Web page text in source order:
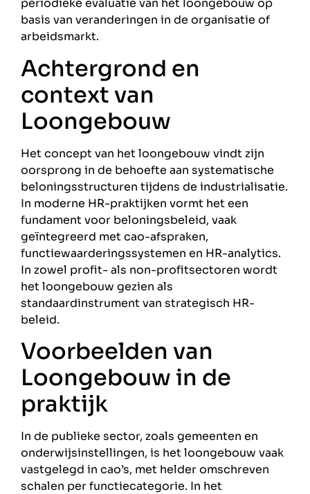
periodieke evaluatie van het loongebouw op
basis van veranderingen in de organisatie of
arbeidsmarkt.
Achtergrond en
context van
Loongebouw
Het concept van het loongebouw vindt zijn
oorsprong in de behoefte aan systematische
beloningsstructuren tijdens de industrialisatie.
In moderne HR-praktijken vormt het een
fundament voor beloningsbeleid, vaak
geïntegreerd met cao-afspraken,
functiewaarderingssystemen en HR-analytics.
In zowel profit- als non-profitsectoren wordt
het loongebouw gezien als
standaardinstrument van strategisch HR-
beleid.
Voorbeelden van
Loongebouw in de
praktijk
In de publieke sector, zoals gemeenten en
onderwijsinstellingen, is het loongebouw vaak
vastgelegd in cao’s, met helder omschreven
schalen per functiecategorie. In het